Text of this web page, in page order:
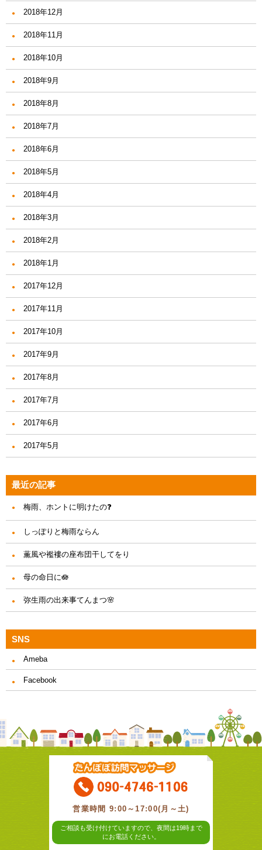
2018年12月
2018年11月
2018年10月
2018年9月
2018年8月
2018年7月
2018年6月
2018年5月
2018年4月
2018年3月
2018年2月
2018年1月
2017年12月
2017年11月
2017年10月
2017年9月
2017年8月
2017年7月
2017年6月
2017年5月
最近の記事
梅雨、ホントに明けたの❓
しっぽりと梅雨ならん
薫風や襤褸の座布団干してをり
母の命日に🪷
弥生雨の出来事てんまつ🌸
SNS
Ameba
Facebook
営業時間 9:00～17:00(月～土)
ご相談も受け付けていますので、夜間は19時まで
にお電話ください。